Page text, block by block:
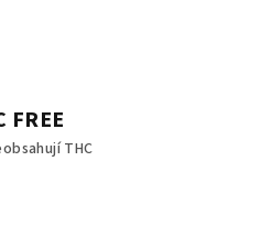
FREE
THC